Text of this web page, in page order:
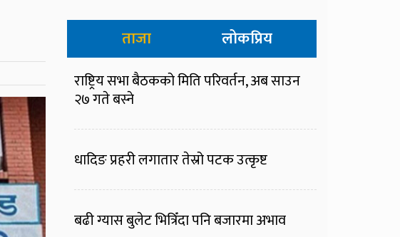
ताजा लोकप्रिय
राष्ट्रिय सभा बैठकको मिति परिवर्तन, अब साउन
२७ गते बस्ने
धादिङ प्रहरी लगातार तेस्रो पटक उत्कृष्ट
बढी ग्यास बुलेट भित्रिँदा पनि बजारमा अभाव